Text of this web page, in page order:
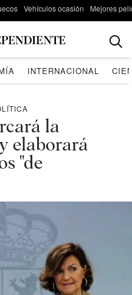
Vehículos ocasión Mejores
INTERNACIONAL
la
elaborará
"de